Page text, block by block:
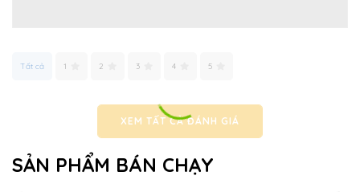
Tất cả 1 2 3 4 5
XEM TẤT CẢ ĐÁNH GIÁ
SẢN PHẨM BÁN CHẠY